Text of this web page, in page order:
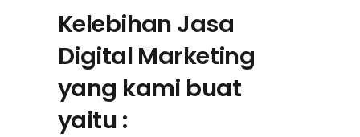
Kelebihan Jasa
Digital Marketing
yang kami buat
yaitu :